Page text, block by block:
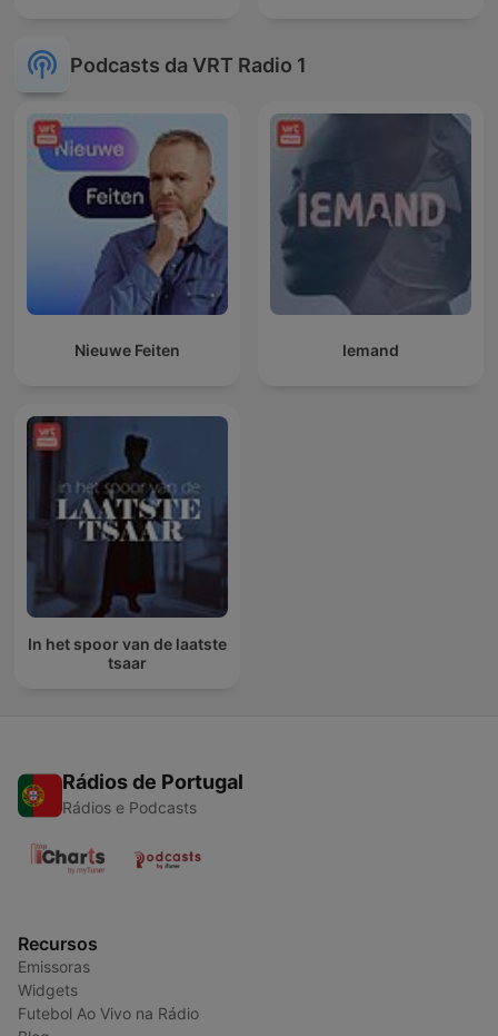
Podcasts da VRT Radio 1
Nieuwe Feiten Iemand
In het spoor van de laatste
tsaar
Rádios de Portugal
Rádios e Podcasts
Recursos
Emissoras
Widgets
Futebol Ao Vivo na Rádio